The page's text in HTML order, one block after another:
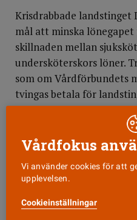
Krisdrabbade
mål att minska
skillnaden mellan
undersköterskors löner.
som om Vårdförbundets
tvingas betala för
ansträngda situation.
— Vi fick höra ”det finns
”här gäller det att vara
som möjligt’.
Under förhandlingarna
Dalarna på problem som
Vårdfokus
Vi använder cookies för att
upplevelsen.
Cookieinställningar